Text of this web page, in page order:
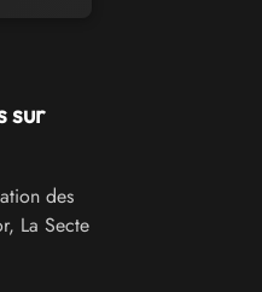
sur
des
La Secte